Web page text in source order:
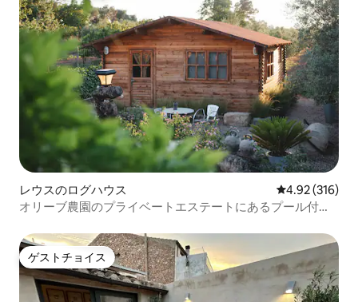
レウスのログハウス レビュー316
4.92 (316)
オリーブ農園のプライベートエステートにあるプール付き
ゲストチョイス
ゲストチョイス